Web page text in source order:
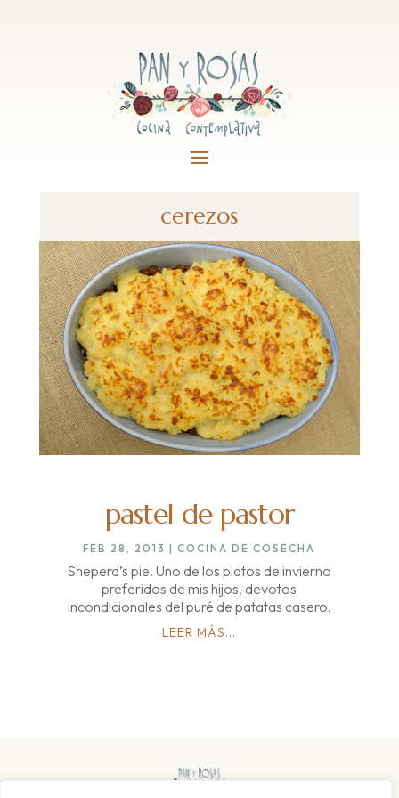
cerezos
pastel de pastor
FEB 28, 2013 |COCINA DE COSECHA
Sheperd’s pie. Uno de los platos de invierno
preferidos de mis hijos, devotos
incondicionales del puré de patatas casero.
LEER MÁS...